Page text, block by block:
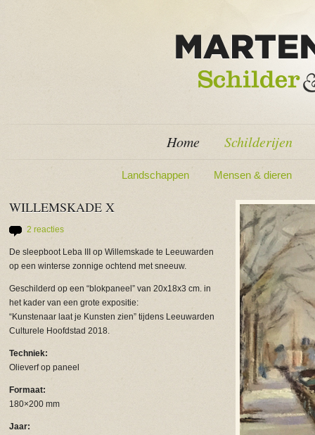
Home Schilderijen
Landschappen Mensen & dieren
WILLEMSKADE X
2 reacties
De sleepboot Leba III op Willemskade te Leeuwarden
op een winterse zonnige ochtend met sneeuw.
Geschilderd op een “blokpaneel” van 20x18x3 cm. in
het kader van een grote expositie:
“Kunstenaar laat je Kunsten zien” tijdens Leeuwarden
Culturele Hoofdstad 2018.
Techniek:
Olieverf op paneel
Formaat:
180×200 mm
Jaar: